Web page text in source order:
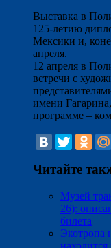
Выставка в
125-летию
Мексики и,
апреля.
12 апреля в
встречи с
имени
программе –
Читайте
Музей
26):
билета
Экотропа